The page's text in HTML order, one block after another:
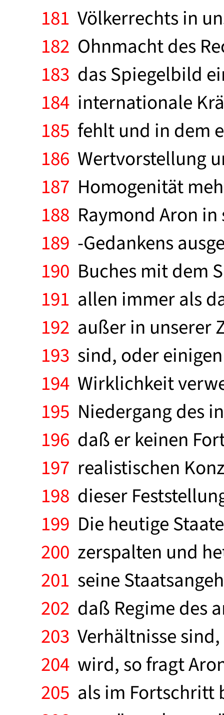
181 Völkerrechts in
182 Ohnmacht des
183 das Spiegelbild
184 internationale
185 fehlt und in dem
186 Wertvorstellung
187 Homogenität
188 Raymond Aron
189 -Gedankens
190 Buches mit dem
191 allen immer als
192 außer in unserer
193 sind, oder
194 Wirklichkeit
195 Niedergang des
196 daß er keinen
197 realistischen
198 dieser
199 Die heutige
200 zerspalten und
201 seine
202 daß Regime des
203 Verhältnisse
204 wird, so fragt
205 als im Fortschritt